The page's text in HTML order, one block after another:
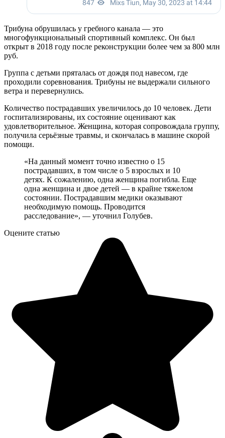
Трибуна обрушилась у гребного канала — это
многофункциональный спортивный комплекс. Он был
открыт в 2018 году после реконструкции более чем за 800 млн
руб.
Группа с детьми пряталась от дождя под навесом, где
проходили соревнования. Трибуны не выдержали сильного
ветра и перевернулись.
Количество пострадавших увеличилось до 10 человек. Дети
госпитализированы, их состояние оценивают как
удовлетворительное. Женщина, которая сопровождала группу,
получила серьёзные травмы, и скончалась в машине скорой
помощи.
«На данный момент точно известно о 15
пострадавших, в том числе о 5 взрослых и 10
детях. К сожалению, одна женщина погибла. Еще
одна женщина и двое детей — в крайне тяжелом
состоянии. Пострадавшим медики оказывают
необходимую помощь. Проводится
расследование», — уточнил Голубев.
Оцените статью